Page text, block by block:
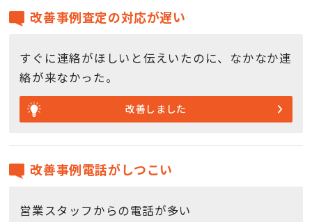
改善事例査定の対応が遅い
すぐに連絡がほしいと伝えいたのに、なかなか連
絡が来なかった。
改善しました
改善事例電話がしつこい
営業スタッフからの電話が多い